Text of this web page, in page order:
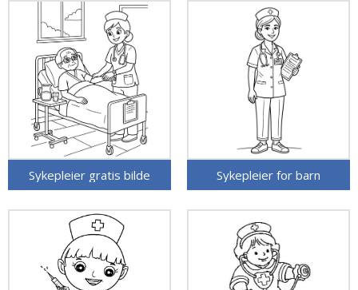
Sykepleier gratis bilde Sykepleier for barn